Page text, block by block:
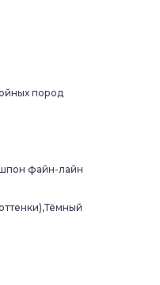
пород
файн-лайн